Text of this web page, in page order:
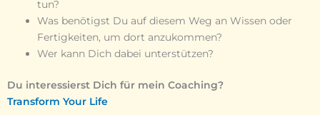
tun?
Was benötigst Du auf diesem Weg an Wissen oder
Fertigkeiten, um dort anzukommen?
Wer kann Dich dabei unterstützen?
Du interessierst Dich für mein Coaching?
Transform Your Life